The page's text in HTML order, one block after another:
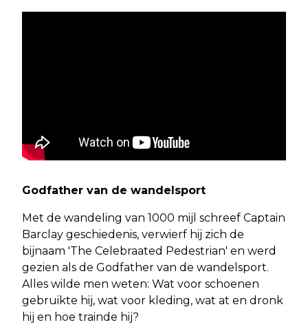
Godfather van de wandelsport
Met de wandeling van 1000 mijl schreef Captain
Barclay geschiedenis, verwierf hij zich de
bijnaam 'The Celebraated Pedestrian' en werd
gezien als de Godfather van de wandelsport.
Alles wilde men weten: Wat voor schoenen
gebruikte hij, wat voor kleding, wat at en dronk
hij en hoe trainde hij?